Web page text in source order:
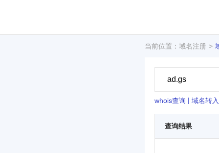
当前位置：域名注册
whois查询 | 域名转入
查询结果